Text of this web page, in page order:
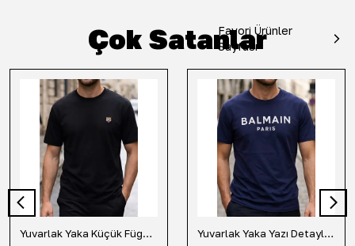
Çok Satanlar
Favori Ürünler
Sayfası
Yuvarlak Yaka Küçük Fügür Detaylı Tişört-Siyah Yuvarlak Yaka Yazı Detaylı Tişört-Lacivert